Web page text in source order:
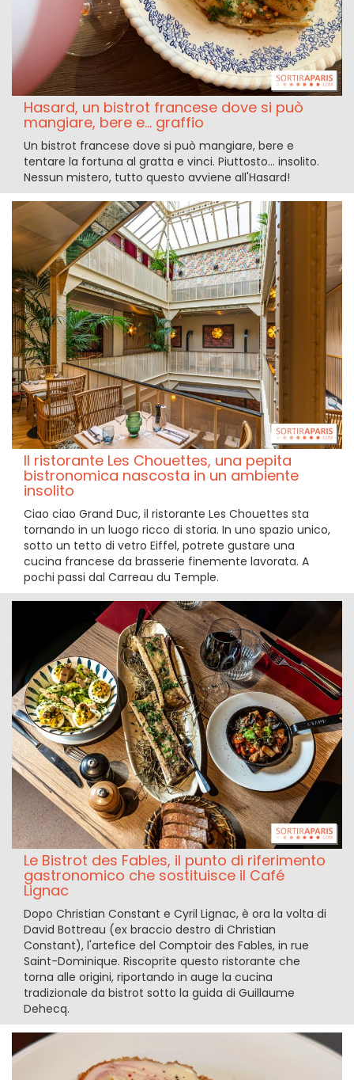
Hasard, un bistrot francese dove si può
mangiare, bere e... graffio
Un bistrot francese dove si può mangiare, bere e
tentare la fortuna al gratta e vinci. Piuttosto... insolito.
Nessun mistero, tutto questo avviene all'Hasard!
Il ristorante Les Chouettes, una pepita
bistronomica nascosta in un ambiente
insolito
Ciao ciao Grand Duc, il ristorante Les Chouettes sta
tornando in un luogo ricco di storia. In uno spazio unico,
sotto un tetto di vetro Eiffel, potrete gustare una
cucina francese da brasserie finemente lavorata. A
pochi passi dal Carreau du Temple.
Le Bistrot des Fables, il punto di riferimento
gastronomico che sostituisce il Café
Lignac
Dopo Christian Constant e Cyril Lignac, è ora la volta di
David Bottreau (ex braccio destro di Christian
Constant), l'artefice del Comptoir des Fables, in rue
Saint-Dominique. Riscoprite questo ristorante che
torna alle origini, riportando in auge la cucina
tradizionale da bistrot sotto la guida di Guillaume
Dehecq.